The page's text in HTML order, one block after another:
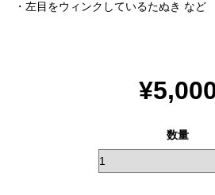
・左目をウィンクしているたぬき など
数量